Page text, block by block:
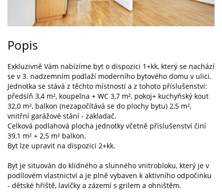
Popis
Exkluzivně Vám nabízíme byt o dispozici 1+kk, který se nachází
se v 3. nadzemním podlaží moderního bytového domu v ulici.
Jednotka se stává z těchto místností a z tohoto příslušenství:
předsíň 3,4 m², koupelna + WC 3,7 m², pokoj+ kuchyňský kout
32,0 m², balkon (nezapočítává se do plochy bytu) 2,5 m²,
vnitřní garážové stání - zakladač.
Celková podlahová plocha jednotky včetně příslušenství činí
39,1 m² + 2,5 m² balkon.
Byt lze upravit na dispozici 2+kk.
Byt je situován do klidného a slunného vnitrobloku, který je v
podílovém vlastnictví a je plně vybaven k aktivního odpočinku
- dětské hřiště, lavičky a zázemí s grilem a ohništěm.